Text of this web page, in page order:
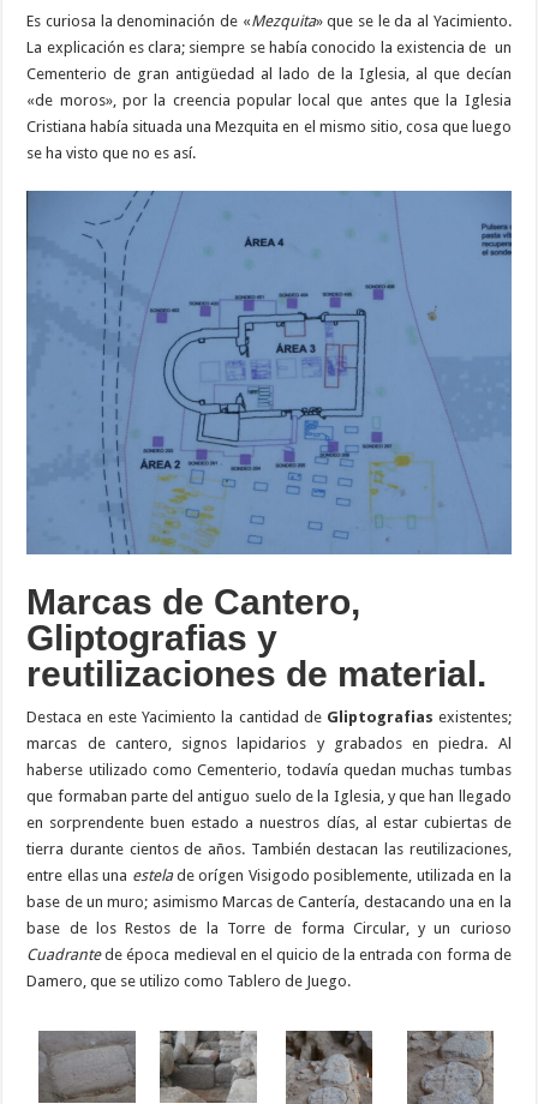
Es curiosa la denominación de «Mezquita» que se le da al Yacimiento.
La explicación es clara; siempre se había conocido la existencia de un
Cementerio de gran antigüedad al lado de la Iglesia, al que decían
«de moros», por la creencia popular local que antes que la Iglesia
Cristiana había situada una Mezquita en el mismo sitio, cosa que luego
se ha visto que no es así.
Marcas de Cantero,
Gliptografias y
reutilizaciones de material.
Destaca en este Yacimiento la cantidad de Gliptografias existentes;
marcas de cantero, signos lapidarios y grabados en piedra. Al
haberse utilizado como Cementerio, todavía quedan muchas tumbas
que formaban parte del antiguo suelo de la Iglesia, y que han llegado
en sorprendente buen estado a nuestros días, al estar cubiertas de
tierra durante cientos de años. También destacan las reutilizaciones,
entre ellas una estelade orígen Visigodo posiblemente, utilizada en la
base de un muro; asimismo Marcas de Cantería, destacando una en la
base de los Restos de la Torre de forma Circular, y un curioso
Cuadrantede época medieval en el quicio de la entrada con forma de
Damero, que se utilizo como Tablero de Juego.